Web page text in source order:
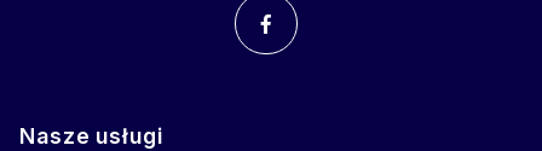
Nasze usługi